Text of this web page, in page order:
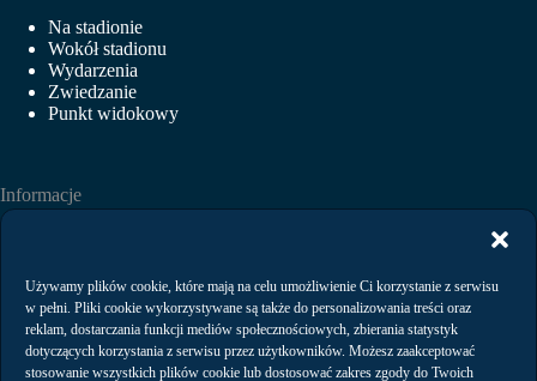
Używamy plików cookie, które mają na celu umożliwienie Ci korzystanie z serwisu
w pełni. Pliki cookie wykorzystywane są także do personalizowania treści oraz
reklam, dostarczania funkcji mediów społecznościowych, zbierania statystyk
dotyczących korzystania z serwisu przez użytkowników. Możesz zaakceptować
stosowanie wszystkich plików cookie lub dostosować zakres zgody do Twoich
Na stadionie
Wokół stadionu
Wydarzenia
Zwiedzanie
Punkt widokowy
Informacje
Wynajem
Regulaminy
Polityka prywatności